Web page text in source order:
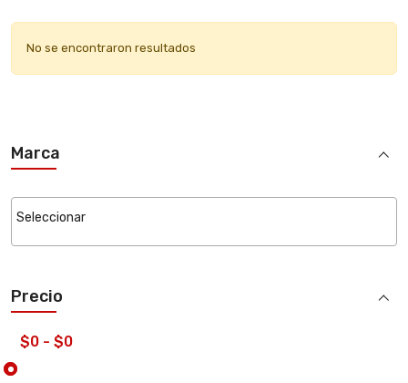
Marca
Precio
No se encontraron resultados